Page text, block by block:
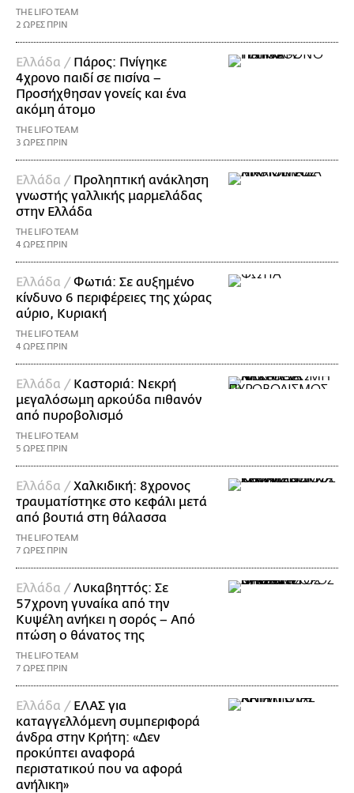
THE LIFO TEAM
2 ΩΡΕΣ ΠΡΙΝ
Ελλάδα / Πάρος: Πνίγηκε
4χρονο παιδί σε πισίνα –
Προσήχθησαν γονείς και ένα
ακόμη άτομο
THE LIFO TEAM
3 ΩΡΕΣ ΠΡΙΝ
Ελλάδα / Προληπτική ανάκληση
γνωστής γαλλικής μαρμελάδας
στην Ελλάδα
THE LIFO TEAM
4 ΩΡΕΣ ΠΡΙΝ
Ελλάδα /Φωτιά: Σε αυξημένο
κίνδυνο 6 περιφέρειες της χώρας
αύριο, Κυριακή
THE LIFO TEAM
4 ΩΡΕΣ ΠΡΙΝ
Ελλάδα / Καστοριά: Νεκρή
μεγαλόσωμη αρκούδα πιθανόν
από πυροβολισμό
THE LIFO TEAM
5 ΩΡΕΣ ΠΡΙΝ
Ελλάδα /Χαλκιδική: 8χρονος
τραυματίστηκε στο κεφάλι μετά
από βουτιά στη θάλασσα
THE LIFO TEAM
7 ΩΡΕΣ ΠΡΙΝ
Ελλάδα /Λυκαβηττός: Σε
57χρονη γυναίκα από την
Κυψέλη ανήκει η σορός – Από
πτώση ο θάνατος της
THE LIFO TEAM
7 ΩΡΕΣ ΠΡΙΝ
Ελλάδα / ΕΛΑΣ για
καταγγελλόμενη συμπεριφορά
άνδρα στην Κρήτη: «Δεν
προκύπτει αναφορά
περιστατικού που να αφορά
ανήλικη»